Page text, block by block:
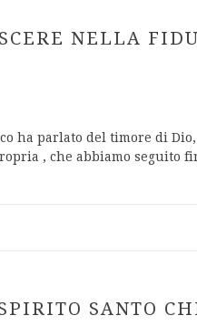
NELLA
ha parlato del timore di
, che abbiamo seguito
SANTO